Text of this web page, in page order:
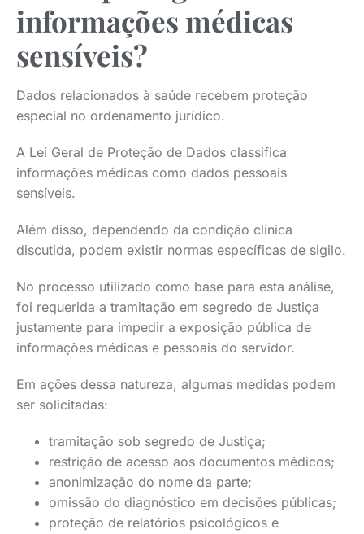
informações médicas
sensíveis?
Dados relacionados à saúde recebem proteção
especial no ordenamento jurídico.
A Lei Geral de Proteção de Dados classifica
informações médicas como dados pessoais
sensíveis.
Além disso, dependendo da condição clínica
discutida, podem existir normas específicas de sigilo.
No processo utilizado como base para esta análise,
foi requerida a tramitação em segredo de Justiça
justamente para impedir a exposição pública de
informações médicas e pessoais do servidor.
Em ações dessa natureza, algumas medidas podem
ser solicitadas:
tramitação sob segredo de Justiça;
restrição de acesso aos documentos médicos;
anonimização do nome da parte;
omissão do diagnóstico em decisões públicas;
proteção de relatórios psicológicos e